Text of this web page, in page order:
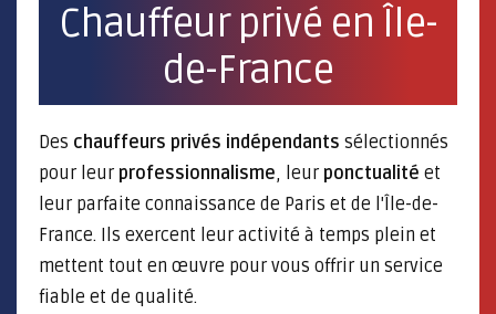
Chauffeur privé en Île-
de-France
Des chauffeurs privés indépendants sélectionnés
pour leur professionnalisme, leur ponctualité et
leur parfaite connaissance de Paris et de l'Île-de-
France. Ils exercent leur activité à temps plein et
mettent tout en œuvre pour vous offrir un service
fiable et de qualité.